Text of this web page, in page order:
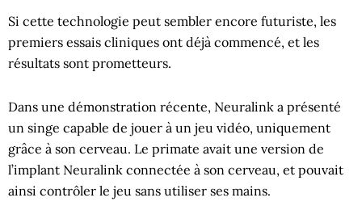
Si cette technologie peut sembler encore futuriste, les
premiers essais cliniques ont déjà commencé, et les
résultats sont prometteurs.
Dans une démonstration récente, Neuralink a présenté
un singe capable de jouer à un jeu vidéo, uniquement
grâce à son cerveau. Le primate avait une version de
l’implant Neuralink connectée à son cerveau, et pouvait
ainsi contrôler le jeu sans utiliser ses mains.